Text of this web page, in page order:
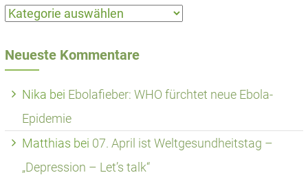
Kategorien
Neueste Kommentare
Nika bei Ebolafieber: WHO fürchtet neue Ebola-
Epidemie
Matthias bei 07. April ist Weltgesundheitstag –
„Depression – Let’s talk“